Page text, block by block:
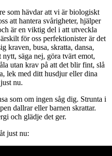
som hävdar att vi är biologiskt
att hantera svårigheter, hjälper
är en viktig del i att utveckla
för oss perfektionister är det
kraven, busa, skratta, dansa,
säga nej, göra tvärt emot,
utan krav på att det blir fint, slå
lek med ditt husdjur eller dina
nu.
som om ingen såg dig. Strunta i
dallrar eller barnen skrattar.
och glädje det ger.
just nu: